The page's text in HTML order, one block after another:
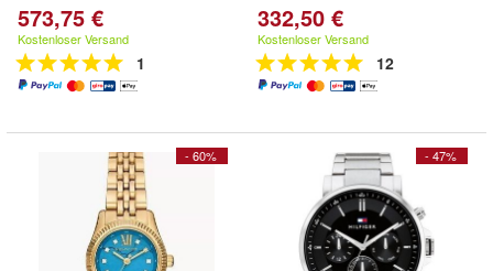
573,75 €
Kostenloser Versand
1
332,50 €
Kostenloser Versand
12
- 60% - 47%